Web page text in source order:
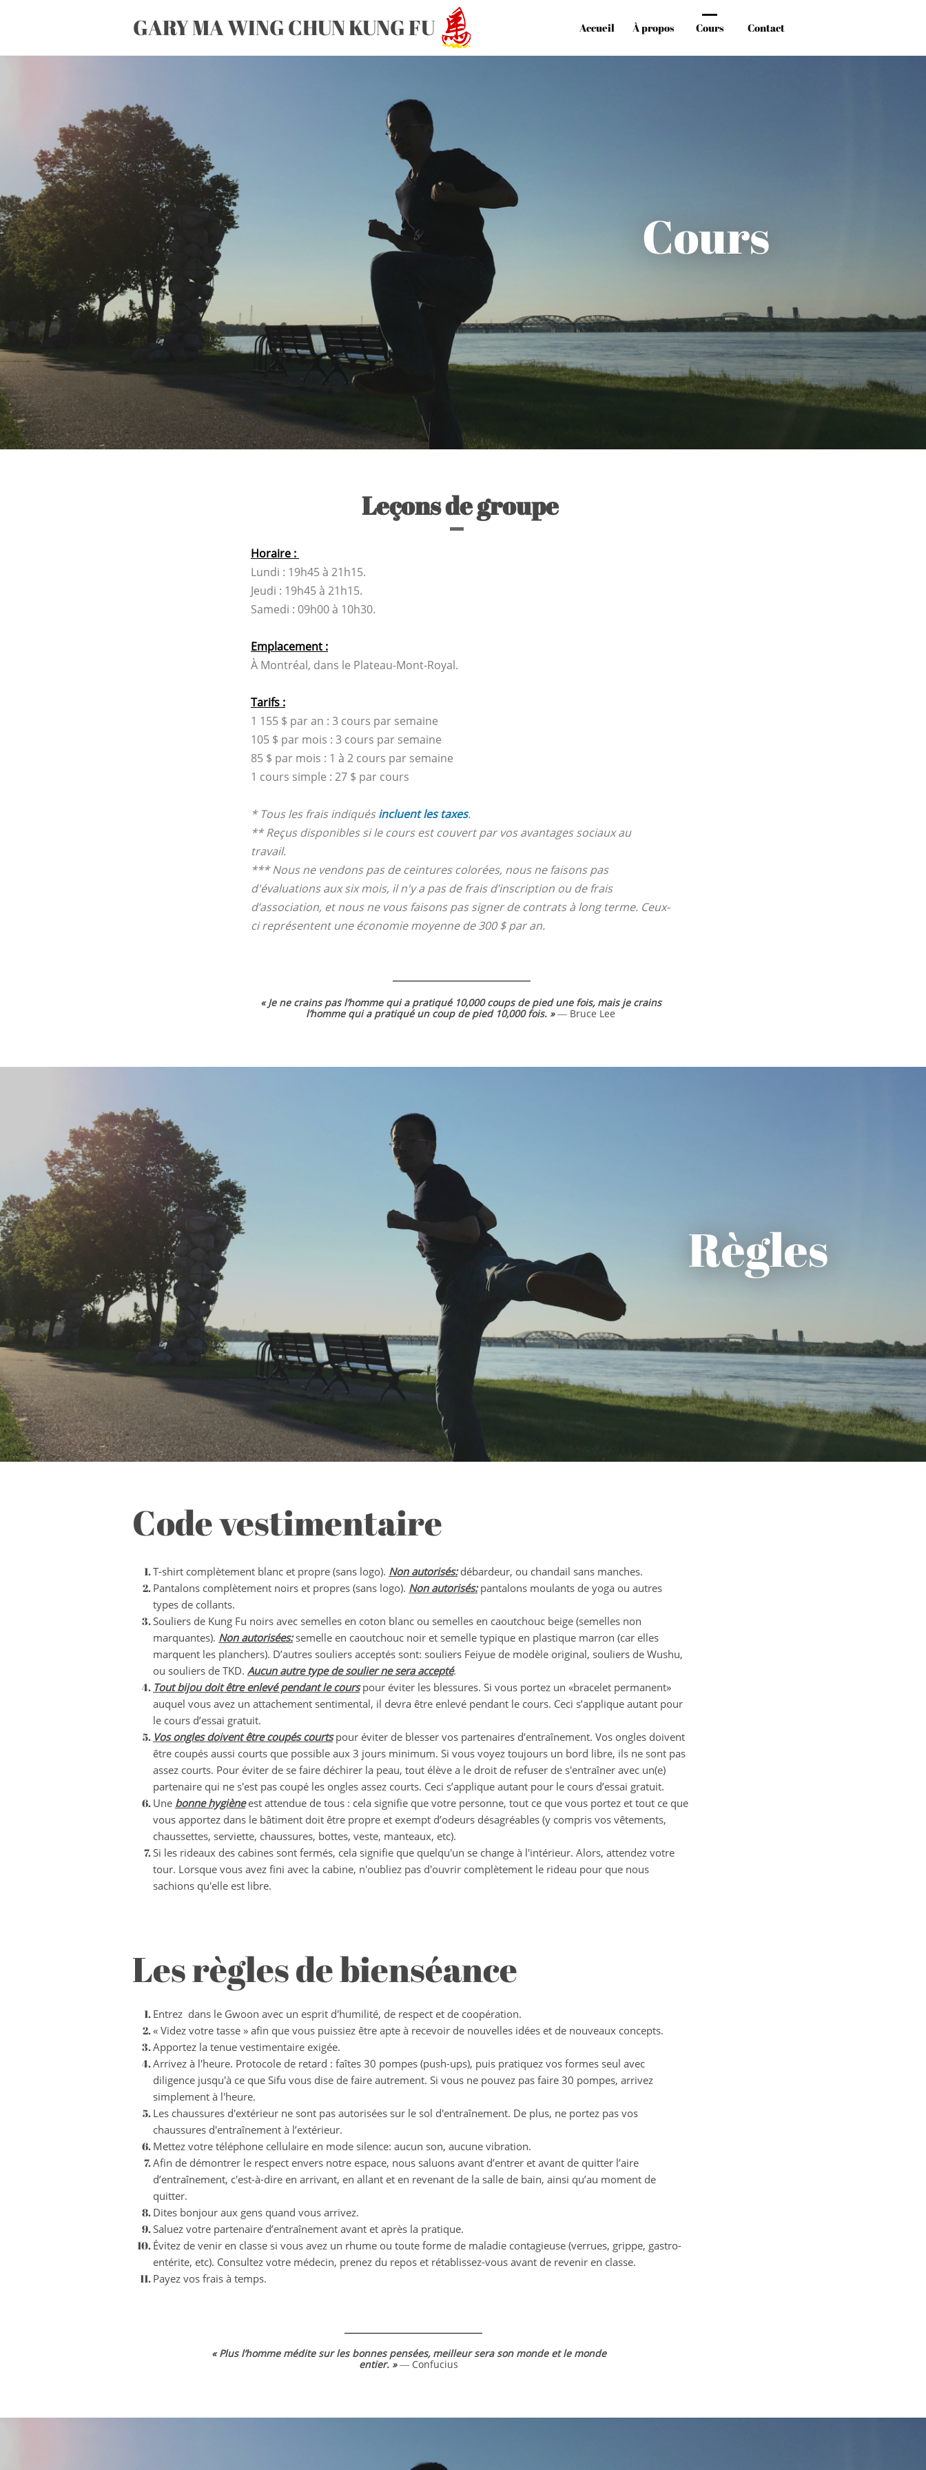
Accueil À propos Cours Contact
GARY MA WING CHUN KUNG FU
Cours
Leçons de groupe
Horaire :
Lundi : 19h45 à 21h15.
Jeudi : 19h45 à 21h15.
Samedi : 09h00 à 10h30.
Emplacement :
À Montréal, dans le Plateau-Mont-Royal.
Tarifs :
1 155 $ par an : 3 cours par semaine
105 $ par mois : 3 cours par semaine
85 $ par mois : 1 à 2 cours par semaine
1 cours simple : 27 $ par cours
* Tous les frais indiquésincluent les taxes.
** Reçus disponibles si le cours est couvert par vos avantages sociaux au
travail.
*** Nous ne vendons pas de ceintures colorées, nous ne faisons pas
d'évaluations aux six mois, il n'y a pas de frais d’inscription ou de frais
d’association, et nous ne vous faisons pas signer de contrats à long terme. Ceux-
ci représentent une économie moyenne de 300 $ par an.
« Je ne crains pas l’homme qui a pratiqué 10,000 coups de pied une fois, mais je crains
l’homme qui a pratiqué un coup de pied 10,000 fois. »― Bruce Lee
Règles
T-shirt complètement blanc et propre (sans logo). Non autorisés:débardeur, ou chandail sans manches.
Pantalons complètement noirs et propres (sans logo). Non autorisés:pantalons moulants de yoga ou autres
types de collants.
Souliers de Kung Fu noirs avec semelles en coton blanc ou semelles en caoutchouc beige (semelles non
marquantes). Non autorisées:semelle en caoutchouc noir et semelle typique en plastique marron (car elles
marquent les planchers). D’autres souliers acceptés sont: souliers Feiyue de modèle original, souliers de Wushu,
ou souliers de TKD. Aucun autre type de soulier ne sera accepté.
Tout bijou doit être enlevé pendant le courspour éviter les blessures. Si vous portez un «bracelet permanent»
auquel vous avez un attachement sentimental, il devra être enlevé pendant le cours. Ceci s’applique autant pour
le cours d’essai gratuit.
Vos ongles doivent être coupés courtspour éviter de blesser vos partenaires d’entraînement. Vos ongles doivent
être coupés aussi courts que possible aux 3 jours minimum. Si vous voyez toujours un bord libre, ils ne sont pas
assez courts. Pour éviter de se faire déchirer la peau, tout élève a le droit de refuser de s'entraîner avec un(e)
partenaire qui ne s'est pas coupé les ongles assez courts. Ceci s’applique autant pour le cours d’essai gratuit.
Une bonne hygièneest attendue de tous : cela signifie que votre personne, tout ce que vous portez et tout ce que
vous apportez dans le bâtiment doit être propre et exempt d’odeurs désagréables (y compris vos vêtements,
chaussettes, serviette, chaussures, bottes, veste, manteaux, etc).
Si les rideaux des cabines sont fermés, cela signifie que quelqu'un se change à l'intérieur. Alors, attendez votre
tour. Lorsque vous avez fini avec la cabine, n'oubliez pas d'ouvrir complètement le rideau pour que nous
sachions qu'elle est libre.
Code vestimentaire
Entrez dans le Gwoon avec un esprit d'humilité, de respect et de coopération.
« Videz votre tasse » afin que vous puissiez être apte à recevoir de nouvelles idées et de nouveaux concepts.
Apportez la tenue vestimentaire exigée.
Arrivez à l'heure. Protocole de retard : faîtes 30 pompes (push-ups), puis pratiquez vos formes seul avec
diligence jusqu'à ce que Sifu vous dise de faire autrement. Si vous ne pouvez pas faire 30 pompes, arrivez
simplement à l'heure.
Les chaussures d'extérieur ne sont pas autorisées sur le sol d'entraînement. De plus, ne portez pas vos
chaussures d'entraînement à l’extérieur.
Mettez votre téléphone cellulaire en mode silence: aucun son, aucune vibration.
Afin de démontrer le respect envers notre espace, nous saluons avant d’entrer et avant de quitter l’aire
d’entraînement, c'est-à-dire en arrivant, en allant et en revenant de la salle de bain, ainsi qu’au moment de
quitter.
Dites bonjour aux gens quand vous arrivez.
Saluez votre partenaire d’entraînement avant et après la pratique.
Évitez de venir en classe si vous avez un rhume ou toute forme de maladie contagieuse (verrues, grippe, gastro-
entérite, etc). Consultez votre médecin, prenez du repos et rétablissez-vous avant de revenir en classe.
Payez vos frais à temps.
Les règles de bienséance
« Plus l’homme médite sur les bonnes pensées, meilleur sera son monde et le monde
entier. »― Confucius